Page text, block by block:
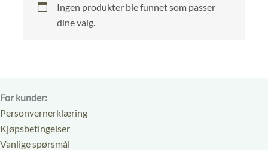
Ingen produkter ble funnet som passer
dine valg.
For kunder:
Personvernerklæring
Kjøpsbetingelser
Vanlige spørsmål